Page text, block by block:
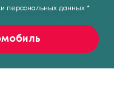
персональных данных *